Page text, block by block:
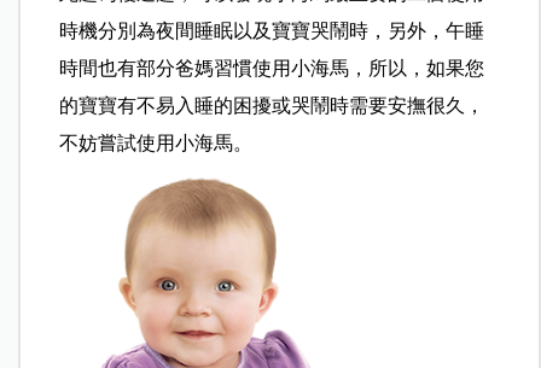
時機分別為夜間睡眠以及寶寶哭鬧時，另外，午睡
時間也有部分爸媽習慣使用小海馬，所以，如果您
的寶寶有不易入睡的困擾或哭鬧時需要安撫很久，
不妨嘗試使用小海馬。